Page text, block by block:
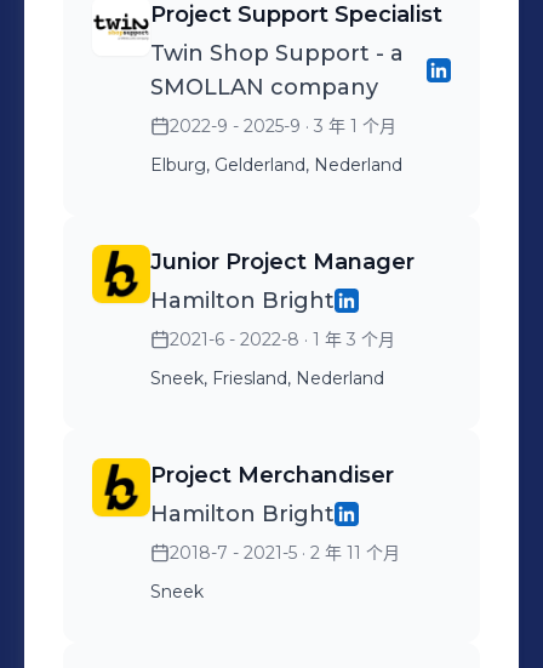
Project Support Specialist
Twin Shop Support - a
SMOLLAN company
2022-9 - 2025-9 · 3 年 1 个月
Elburg, Gelderland, Nederland
Junior Project Manager
Hamilton Bright
2021-6 - 2022-8 · 1 年 3 个月
Sneek, Friesland, Nederland
Project Merchandiser
Hamilton Bright
2018-7 - 2021-5 · 2 年 11 个月
Sneek